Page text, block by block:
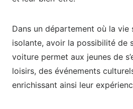
Dans un département où la vie
isolante, avoir la possibilité de
voiture permet aux jeunes de
loisirs, des événements
enrichissant ainsi leur